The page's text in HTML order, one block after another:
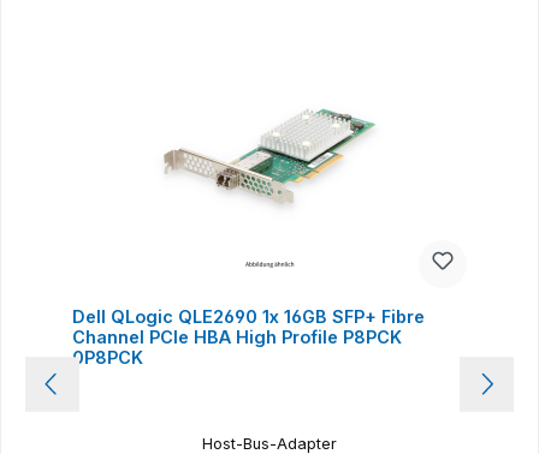
Dell QLogic QLE2690 1x 16GB SFP+ Fibre
Channel PCIe HBA High Profile P8PCK
0P8PCK
Host-Bus-Adapter